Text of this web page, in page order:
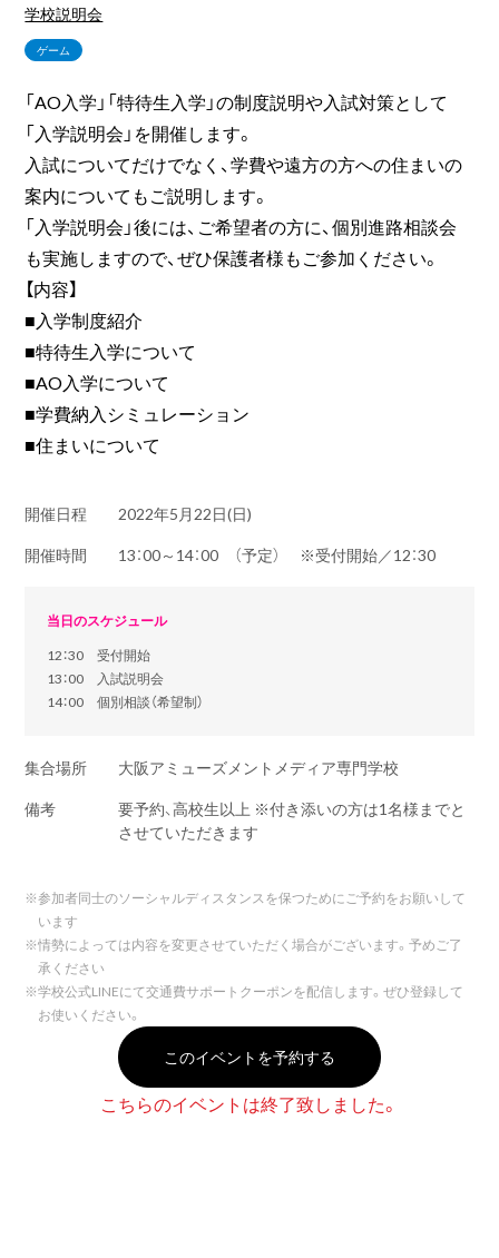
学校説明会
ゲーム
「AO入学」「特待生入学」の制度説明や入試対策として
「入学説明会」を開催します。
入試についてだけでなく、学費や遠方の方への住まいの
案内についてもご説明します。
「入学説明会」後には、ご希望者の方に、個別進路相談会
も実施しますので、ぜひ保護者様もご参加ください。
【内容】
■入学制度紹介
■特待生入学について
■AO入学について
■学費納入シミュレーション
■住まいについて
開催日程
2022年5月22日(日)
開催時間
13：00～14：00 （予定） ※受付開始／12：30
当日のスケジュール
12：30 受付開始
13：00 入試説明会
14：00 個別相談（希望制）
集合場所
大阪アミューズメントメディア専門学校
備考
要予約、高校生以上 ※付き添いの方は1名様までと
させていただきます
※参加者同士のソーシャルディスタンスを保つためにご予約をお願いして
います
※情勢によっては内容を変更させていただく場合がございます。予めご了
承ください
※学校公式LINEにて交通費サポートクーポンを配信します。ぜひ登録して
お使いください。
このイベントを予約する
こちらのイベントは終了致しました。